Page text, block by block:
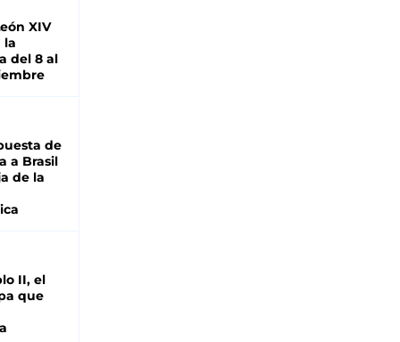
XIV
la
del 8 al
de
a Brasil
de la
II, el
que